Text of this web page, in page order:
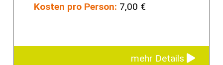
Kosten pro Person: 7,00 €
mehr Details